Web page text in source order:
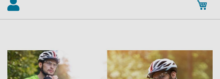
der
Bildergalerie
springen